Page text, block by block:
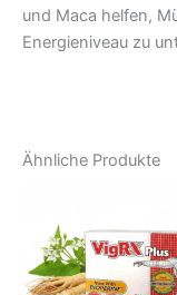
und Maca helfen,
Energieniveau zu
Ähnliche Produkte